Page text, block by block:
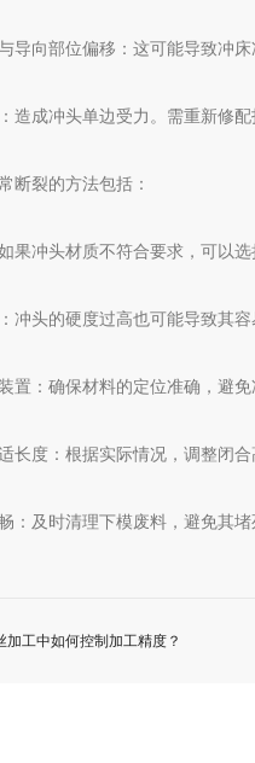
导向部位偏移：这可能导致冲
造成冲头单边受力。需重新修配
断裂的方法包括：
果冲头材质不符合要求，可以
冲头的硬度过高也可能导致其
置：确保材料的定位准确，避
长度：根据实际情况，调整闭
：及时清理下模废料，避免其堵
加工中如何控制加工精度？